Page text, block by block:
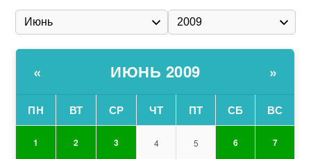
« ИЮНЬ 2009 »
ПН ВТ СР ЧТ ПТ СБ ВС
1 2 3 4 5 6 7